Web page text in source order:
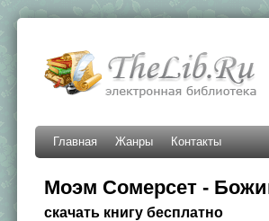
Главная Жанры Контакты
Моэм Сомерсет -
скачать книгу бесплатно